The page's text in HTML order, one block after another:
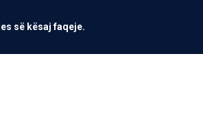
së kësaj faqeje.